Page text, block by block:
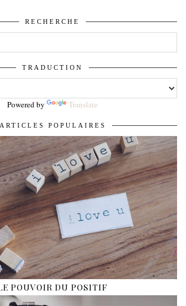
RECHERCHE
TRADUCTION
Powered by Translate
ARTICLES POPULAIRES
POUVOIR DU POSITIF